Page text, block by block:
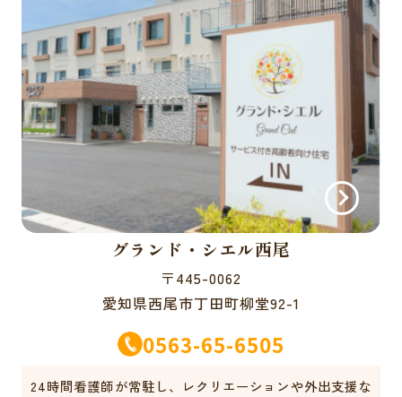
グランド・シエル西尾
〒445-0062
愛知県西尾市丁田町柳堂92-1
0563-65-6505
24時間看護師が常駐し、レクリエーションや外出支援な